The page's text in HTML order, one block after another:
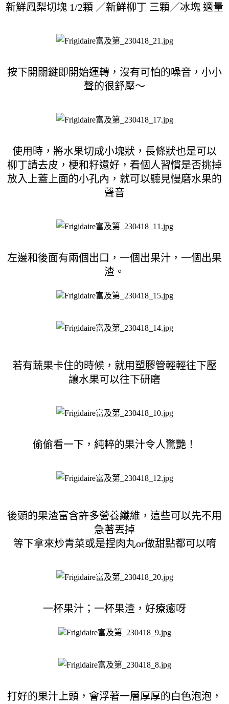
新鮮鳳梨切塊 1/2顆 ／新鮮柳丁 三顆／冰塊 適量
按下開關鍵即開始運轉，沒有可怕的噪音，小小
聲的很舒壓～
使用時，將水果切成小塊狀，長條狀也是可以
柳丁請去皮，梗和籽還好，看個人習慣是否挑掉
放入上蓋上面的小孔內，就可以聽見慢磨水果的
聲音
左邊和後面有兩個出口，一個出果汁，一個出果
渣。
若有蔬果卡住的時候，就用塑膠管輕輕往下壓
讓水果可以往下研磨
偷偷看一下，純粹的果汁令人驚艷！
後頭的果渣富含許多營養纖維，這些可以先不用
急著丟掉
等下拿來炒青菜或是捏肉丸or做甜點都可以唷
一杯果汁；一杯果渣，好療癒呀
打好的果汁上頭，會浮著一層厚厚的白色泡泡，